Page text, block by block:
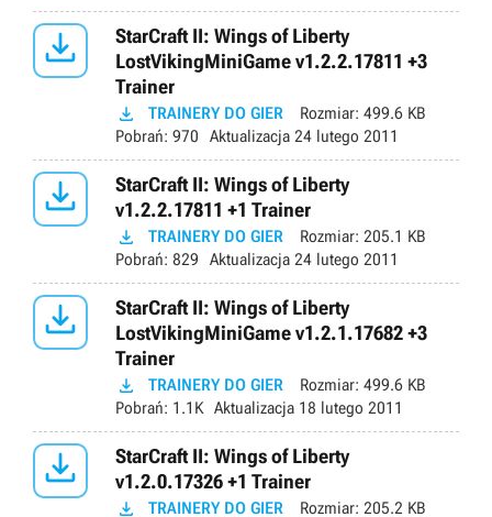

StarCraft II: Wings of Liberty
LostVikingMiniGame v1.2.2.17811 +3
Trainer
 TRAINERY DO GIER Rozmiar: 499.6 KB
Pobrań: 970 Aktualizacja 24 lutego 2011

StarCraft II: Wings of Liberty
v1.2.2.17811 +1 Trainer
 TRAINERY DO GIER Rozmiar: 205.1 KB
Pobrań: 829 Aktualizacja 24 lutego 2011

StarCraft II: Wings of Liberty
LostVikingMiniGame v1.2.1.17682 +3
Trainer
 TRAINERY DO GIER Rozmiar: 499.6 KB
Pobrań: 1.1K Aktualizacja 18 lutego 2011

StarCraft II: Wings of Liberty
v1.2.0.17326 +1 Trainer
 TRAINERY DO GIER Rozmiar: 205.2 KB